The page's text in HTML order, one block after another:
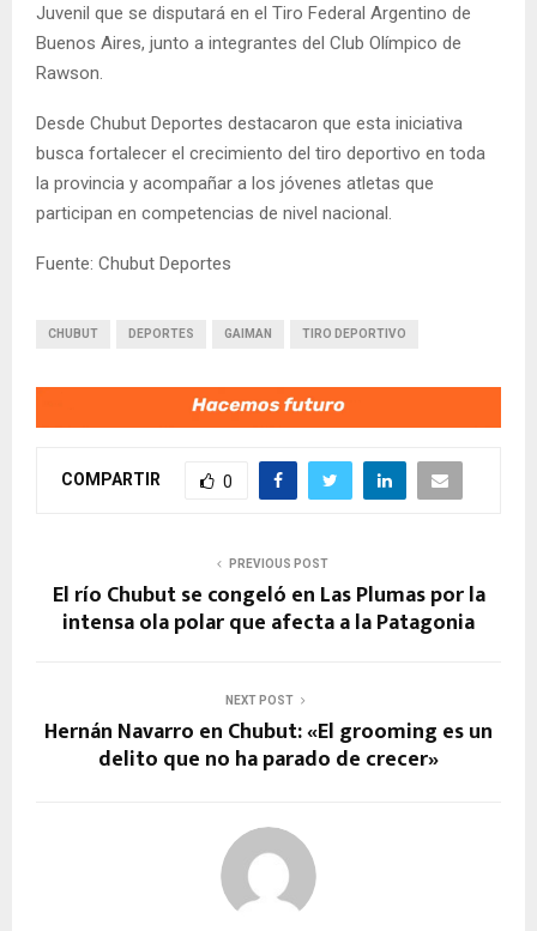
Juvenil que se disputará en el Tiro Federal Argentino de
Buenos Aires, junto a integrantes del Club Olímpico de
Rawson.
Desde Chubut Deportes destacaron que esta iniciativa
busca fortalecer el crecimiento del tiro deportivo en toda
la provincia y acompañar a los jóvenes atletas que
participan en competencias de nivel nacional.
Fuente: Chubut Deportes
CHUBUT DEPORTES GAIMAN TIRO DEPORTIVO
COMPARTIR 0
PREVIOUS POST
El río Chubut se congeló en Las Plumas por la
intensa ola polar que afecta a la Patagonia
NEXT POST
Hernán Navarro en Chubut: «El grooming es un
delito que no ha parado de crecer»